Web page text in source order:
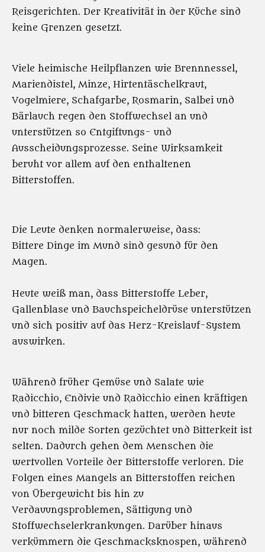
Reisgerichten. Der Kreativität in der Küche sind
keine Grenzen gesetzt.
Viele heimische Heilpflanzen wie Brennnessel,
Mariendistel, Minze, Hirtentäschelkraut,
Vogelmiere, Schafgarbe, Rosmarin, Salbei und
Bärlauch regen den Stoffwechsel an und
unterstützen so Entgiftungs- und
Ausscheidungsprozesse. Seine Wirksamkeit
beruht vor allem auf den enthaltenen
Bitterstoffen.
Die Leute denken normalerweise, dass:
Bittere Dinge im Mund sind gesund für den
Magen.
Heute weiß man, dass Bitterstoffe Leber,
Gallenblase und Bauchspeicheldrüse unterstützen
und sich positiv auf das Herz-Kreislauf-System
auswirken.
Während früher Gemüse und Salate wie
Radicchio, Endivie und Radicchio einen kräftigen
und bitteren Geschmack hatten, werden heute
nur noch milde Sorten gezüchtet und Bitterkeit ist
selten. Dadurch gehen dem Menschen die
wertvollen Vorteile der Bitterstoffe verloren. Die
Folgen eines Mangels an Bitterstoffen reichen
von Übergewicht bis hin zu
Verdauungsproblemen, Sättigung und
Stoffwechselerkrankungen. Darüber hinaus
verkümmern die Geschmacksknospen, während